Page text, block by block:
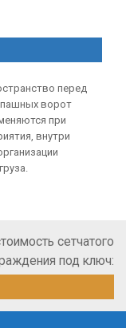
перед
ворот
при
внутри
сетчатого
под ключ: